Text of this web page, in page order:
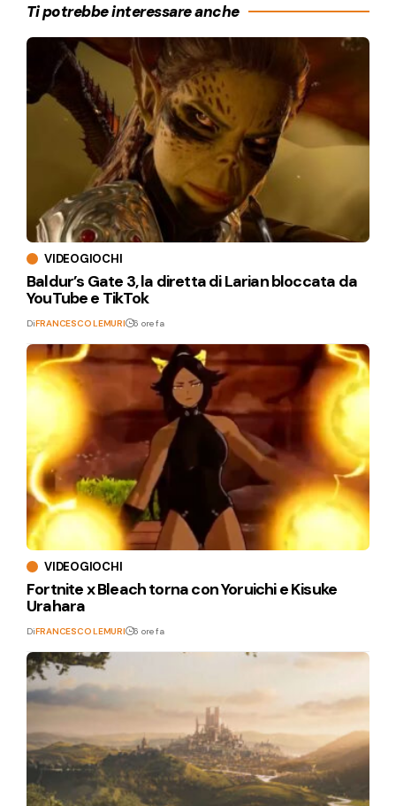
Ti potrebbe interessare anche
VIDEOGIOCHI
Baldur’s Gate 3, la diretta di Larian bloccata da
YouTube e TikTok
DiFRANCESCO LEMURI 6 ore fa
VIDEOGIOCHI
Fortnite x Bleach torna con Yoruichi e Kisuke
Urahara
DiFRANCESCO LEMURI 6 ore fa